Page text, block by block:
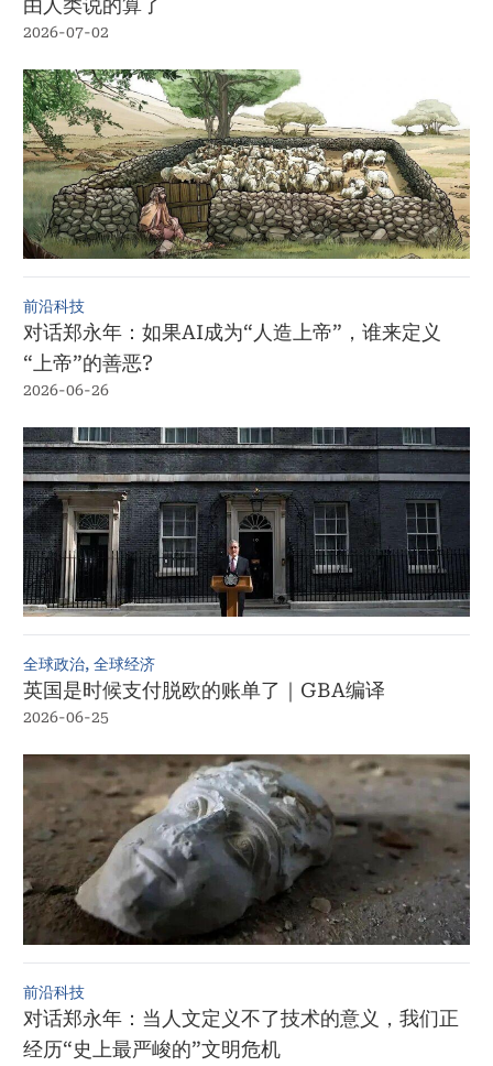
2026-07-02
前沿科技
对话郑永年：如果AI成为“人造上帝”，谁来定义
“上帝”的善恶?
2026-06-26
全球政治, 全球经济
英国是时候支付脱欧的账单了｜GBA编译
2026-06-25
前沿科技
对话郑永年：当人文定义不了技术的意义，我们正
经历“史上最严峻的”文明危机